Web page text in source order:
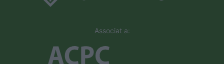
Associat a: